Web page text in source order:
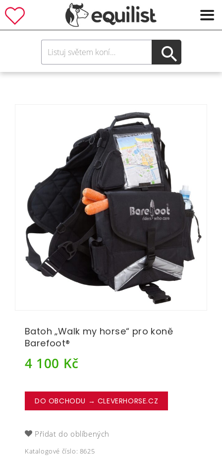
Batoh „Walk my horse“ pro koně
Barefoot®
4 100 Kč
DO OBCHODU → CLEVERHORSE.CZ
Přidat do oblíbených
Katalogové číslo: 8625